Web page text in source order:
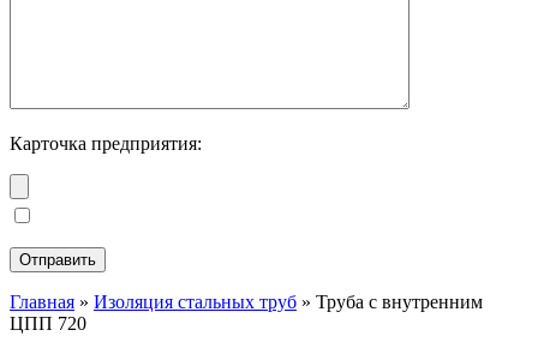
Карточка предприятия:
Главная » Изоляция стальных труб » Труба с внутренним
ЦПП 720